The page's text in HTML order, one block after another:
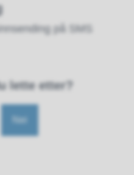
på SMS
lette etter?
Nei